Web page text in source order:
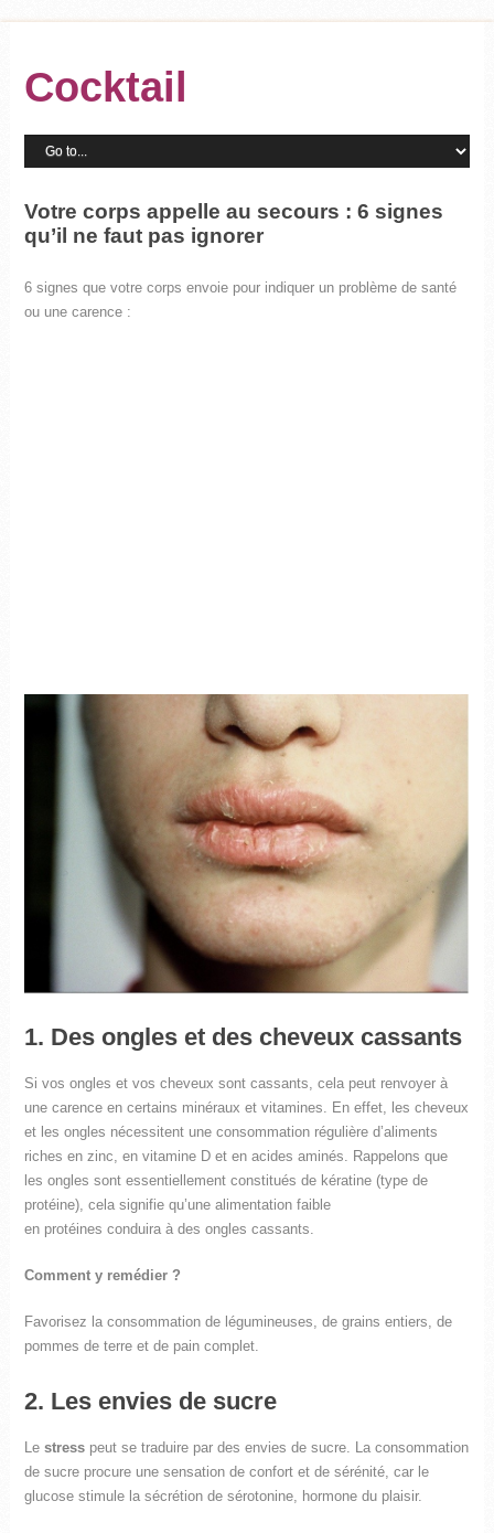
Cocktail
Votre corps appelle au secours : 6 signes
qu’il ne faut pas ignorer
6 signes que votre corps envoie pour indiquer un problème de santé
ou une carence :
1. Des ongles et des cheveux cassants
Si vos ongles et vos cheveux sont cassants, cela peut renvoyer à
une carence en certains minéraux et vitamines. En effet, les cheveux
et les ongles nécessitent une consommation régulière d’aliments
riches en zinc, en vitamine D et en acides aminés. Rappelons que
les ongles sont essentiellement constitués de kératine (type de
protéine), cela signifie qu’une alimentation faible
en protéines conduira à des ongles cassants.
Comment y remédier ?
Favorisez la consommation de légumineuses, de grains entiers, de
pommes de terre et de pain complet.
2. Les envies de sucre
Le stresspeut se traduire par des envies de sucre. La consommation
de sucre procure une sensation de confort et de sérénité, car le
glucose stimule la sécrétion de sérotonine, hormone du plaisir.